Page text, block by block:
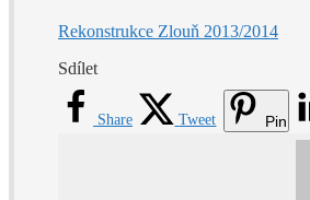
Rekonstrukce Zlouň 2013/2014
Sdílet
Share Tweet Pin